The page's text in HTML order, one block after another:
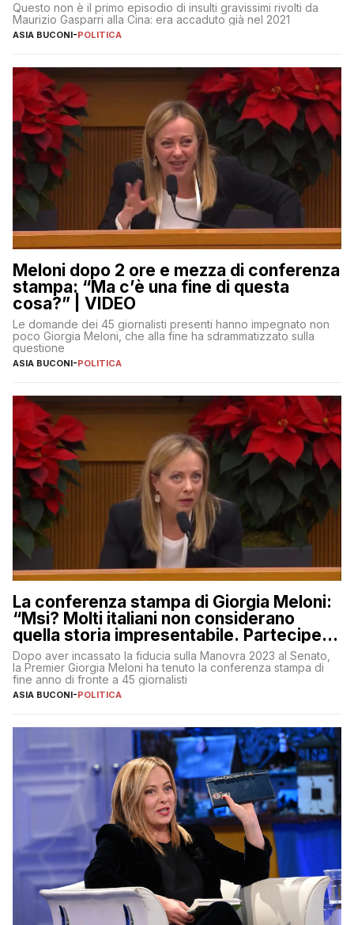
Questo non è il primo episodio di insulti gravissimi rivolti da
Maurizio Gasparri alla Cina: era accaduto già nel 2021
ASIA BUCONI-POLITICA
Meloni dopo 2 ore e mezza di conferenza
stampa: “Ma c’è una fine di questa
cosa?” | VIDEO
Le domande dei 45 giornalisti presenti hanno impegnato non
poco Giorgia Meloni, che alla fine ha sdrammatizzato sulla
questione
ASIA BUCONI-POLITICA
La conferenza stampa di Giorgia Meloni:
“Msi? Molti italiani non considerano
quella storia impresentabile. Parteciperò
al 25 aprile”
Dopo aver incassato la fiducia sulla Manovra 2023 al Senato,
la Premier Giorgia Meloni ha tenuto la conferenza stampa di
fine anno di fronte a 45 giornalisti
ASIA BUCONI-POLITICA